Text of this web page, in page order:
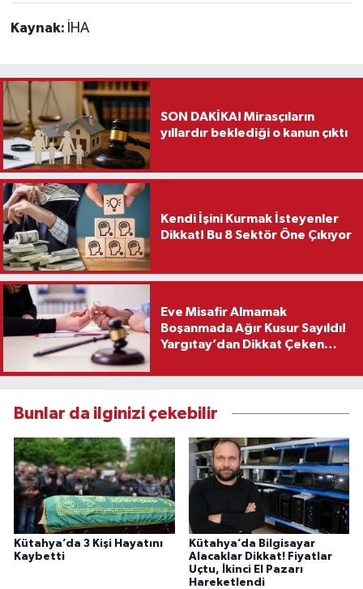
Kaynak: İHA
SON DAKİKA! Mirasçıların
yıllardır beklediği o kanun çıktı
Kendi İşini Kurmak İsteyenler
Dikkat! Bu 8 Sektör Öne Çıkıyor
Eve Misafir Almamak
Boşanmada Ağır Kusur Sayıldı!
Yargıtay’dan Dikkat Çeken
Bunlar da ilginizi çekebilir
Kütahya’da 3 Kişi Hayatını
Kaybetti
Kütahya’da Bilgisayar
Alacaklar Dikkat! Fiyatlar
Uçtu, İkinci El Pazarı
Hareketlendi